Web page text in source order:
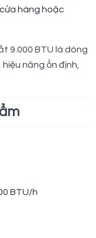
hàng hoặc
9.000 BTU là dòng
năng ổn định,
BTU/h